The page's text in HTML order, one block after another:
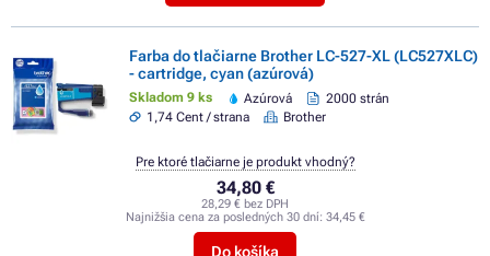
Farba do tlačiarne Brother LC-527-XL (LC527XLC)
- cartridge, cyan (azúrová)
Skladom 9 ks Azúrová
2000 strán
1,74 Cent / strana
Brother
34,80 €
28,29 € bez DPH
Najnižšia cena za posledných 30 dní: 34,45 €
Do košíka
Pre ktoré tlačiarne je produkt vhodný?